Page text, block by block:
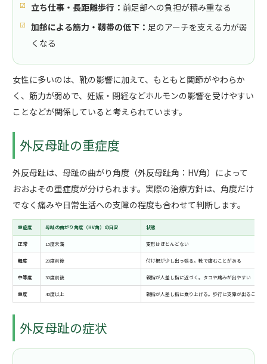
立ち仕事・長距離歩行： 前足部への負担が積み重なる
加齢による筋力・靱帯の低下： 足のアーチを支える力が弱
くなる
女性に多いのは、靴の影響に加えて、もともと関節がやわらか
く、筋力が弱めで、妊娠・閉経などホルモンの影響を受けやすい
ことなどが関係していると考えられています。
外反母趾の重症度
外反母趾は、母趾の曲がり角度（外反母趾角：HV角）によって
おおよその重症度が分けられます。実際の治療方針は、角度だけ
でなく痛みや日常生活への支障の程度も合わせて判断します。
重症度 母趾の曲がり角度（HV角）の目安 状態
正常 15度未満 変形はほとんどない
軽度 20度前後 付け根が少し出っ張る。靴で痛むことがある
中等度 30度前後 親指が人差し指に近づく。タコや痛みが出やすい
重度 40度以上 親指が人差し指に乗り上げる。歩行に支障が出ることも
外反母趾の症状